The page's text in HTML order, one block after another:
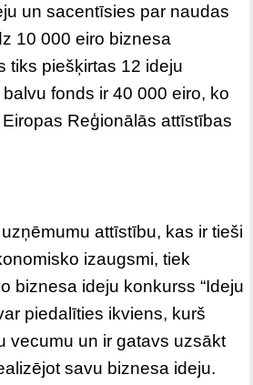
un sacentīsies par naudas
10 000 eiro biznesa
tiks piešķirtas 12 ideju
fonds ir 40 000 eiro, ko
Reģionālās attīstības
attīstību, kas ir tieši
izaugsmi, tiek
biznesa ideju konkurss “Ideju
piedalīties ikviens, kurš
vecumu un ir gatavs uzsākt
savu biznesa ideju.